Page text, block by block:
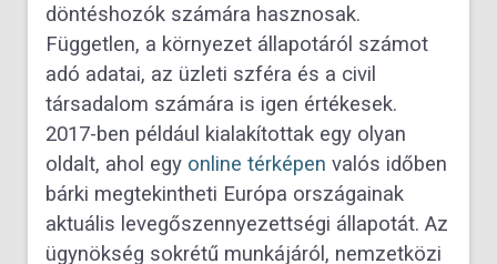
döntéshozók számára hasznosak.
Független, a környezet állapotáról számot
adó adatai, az üzleti szféra és a civil
társadalom számára is igen értékesek.
2017-ben például kialakítottak egy olyan
oldalt, ahol egy online térképen valós időben
bárki megtekintheti Európa országainak
aktuális levegőszennyezettségi állapotát. Az
ügynökség sokrétű munkájáról, nemzetközi